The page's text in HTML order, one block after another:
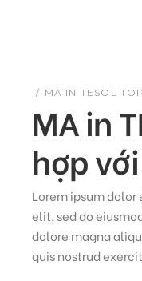
MA IN TESOL
MA in
hợp
Lorem ipsum
elit, sed do
dolore magna
quis nostrud